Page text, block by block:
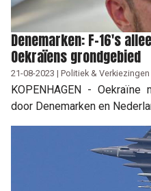
Denemarken: F-16's
Oekraïens grondgebied
21-08-2023 | Politiek & Verkiezingen
KOPENHAGEN -
door Denemarken en